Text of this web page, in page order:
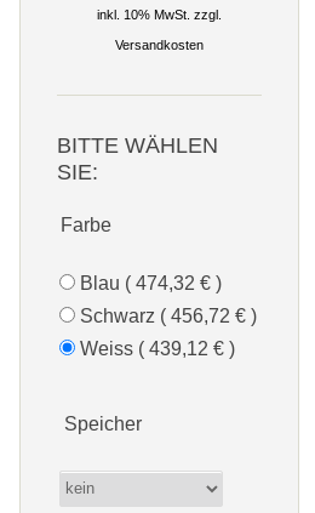
inkl. 10% MwSt. zzgl.
Versandkosten
BITTE WÄHLEN
SIE:
Farbe
Blau ( 474,32 € )
Schwarz ( 456,72 € )
Weiss ( 439,12 € )
Speicher